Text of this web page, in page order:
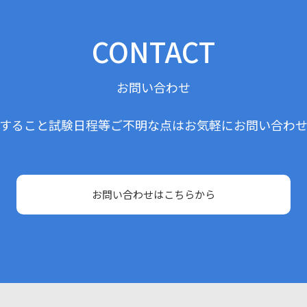
CONTACT
お問い合わせ
ること試験日程等ご不明な点はお気軽にお問い合わ
お問い合わせはこちらから